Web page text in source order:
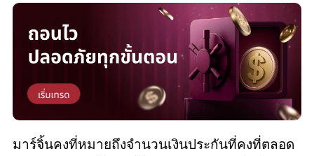
มาร์จิ้นคงที่หมายถึงจำนวนเงินประกันที่คงที่ตลอด